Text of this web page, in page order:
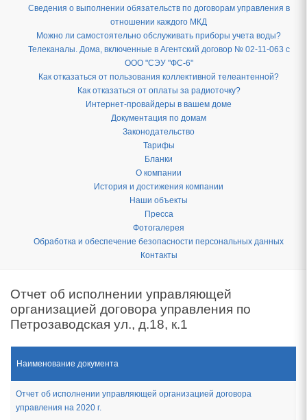
Сведения о выполнении обязательств по договорам управления в
отношении каждого МКД
Можно ли самостоятельно обслуживать приборы учета воды?
Телеканалы. Дома, включенные в Агентский договор № 02-11-063 с
ООО "СЭУ "ФС-6"
Как отказаться от пользования коллективной телеантенной?
Как отказаться от оплаты за радиоточку?
Интернет-провайдеры в вашем доме
Документация по домам
Законодательство
Тарифы
Бланки
О компании
История и достижения компании
Наши объекты
Пресса
Фотогалерея
Обработка и обеспечение безопасности персональных данных
Контакты
Отчет об исполнении управляющей
организацией договора управления по
Петрозаводская ул., д.18, к.1
Наименование документа
Отчет об исполнении управляющей организацией договора
управления на 2020 г.